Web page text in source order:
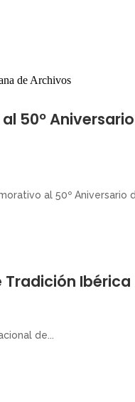
50º
al 50º Aniversario
Ibérica
de...